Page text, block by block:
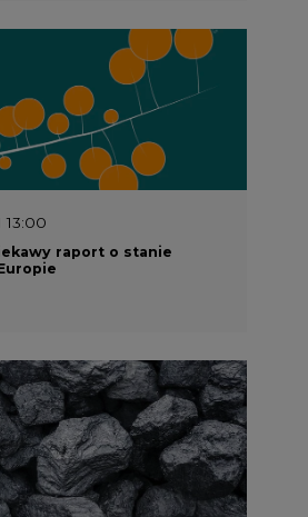
13:00
raport o stanie